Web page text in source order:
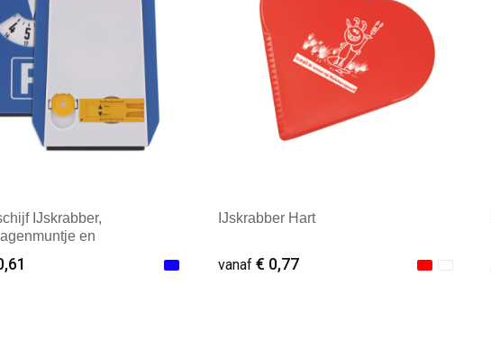
IJskrabber,
en
IJskrabber Hart
vanaf€ 0,77